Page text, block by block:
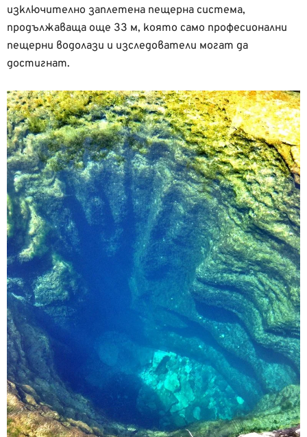
изключително заплетена пещерна система,
продължаваща още 33 м, която само професионални
пещерни водолази и изследователи могат да
достигнат.